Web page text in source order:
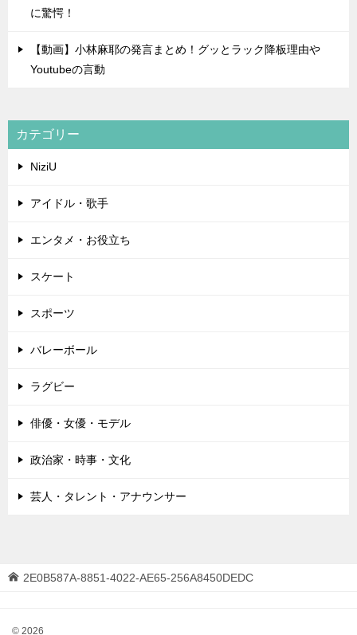
に驚愕！
【動画】小林麻耶の発言まとめ！グッとラック降板理由や
Youtubeの言動
カテゴリー
NiziU
アイドル・歌手
エンタメ・お役立ち
スケート
スポーツ
バレーボール
ラグビー
俳優・女優・モデル
政治家・時事・文化
芸人・タレント・アナウンサー
2E0B587A-8851-4022-AE65-256A8450DEDC
© 2026